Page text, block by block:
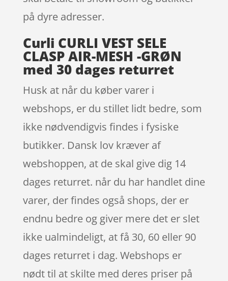
på dyre adresser.
Curli CURLI VEST SELE
CLASP AIR-MESH -GRØN
med 30 dages returret
Husk at når du køber varer i
webshops, er du stillet lidt bedre, som
ikke nødvendigvis findes i fysiske
butikker. Dansk lov kræver af
webshoppen, at de skal give dig 14
dages returret. når du har handlet dine
varer, der findes også shops, der er
endnu bedre og giver mere det er slet
ikke ualmindeligt, at få 30, 60 eller 90
dages returret i dag. Webshops er
nødt til at skilte med deres priser på